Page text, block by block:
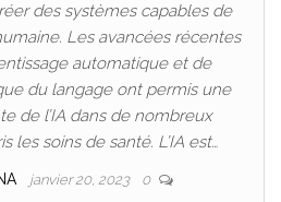
des systèmes capables de
Les avancées récentes
automatique et de
du langage ont permis une
de l’IA dans de nombreux
les soins de santé. L’IA est…
janvier 20, 2023 0